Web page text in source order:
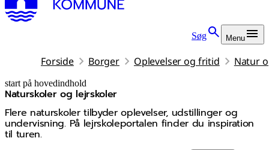
Søg Menu
Forside Borger Oplevelser og fritid Natur
start på hovedindhold
Naturskoler og lejrskoler
Flere naturskoler tilbyder oplevelser, udstillinger og
undervisning. På lejrskoleportalen finder du inspiration
til turen.
senest opdateret 5. maj 2026